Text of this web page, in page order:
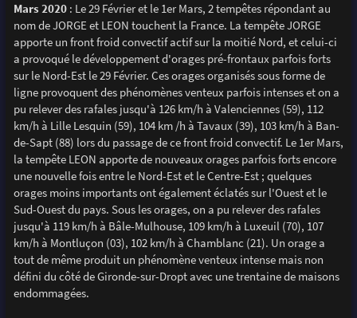
Mars 2020: Le 29 Février et le 1er Mars, 2 tempêtes répondant au
nom de JORGE et LEON touchent la France. La tempête JORGE
apporte un front froid convectif actif sur la moitié Nord, et celui-ci
a provoqué le développement d'orages pré-frontaux parfois forts
sur le Nord-Est le 29 Février. Ces orages organisés sous forme de
ligne provoquent des phénomènes venteux parfois intenses et on a
pu relever des rafales jusqu'à 126 km/h à Valenciennes (59), 112
km/h à Lille Lesquin (59), 104 km /h à Tavaux (39), 103 km/h à Ban-
de-Sapt (88) lors du passage de ce front froid convectif. Le 1er Mars,
la tempête LEON apporte de nouveaux orages parfois forts encore
une nouvelle fois entre le Nord-Est et le Centre-Est ; quelques
orages moins importants ont également éclatés sur l'Ouest et le
Sud-Ouest du pays. Sous les orages, on a pu relever des rafales
jusqu'à 119 km/h à Bâle-Mulhouse, 109 km/h à Luxeuil (70), 107
km/h à Montluçon (03), 102 km/h à Chamblanc (21). Un orage a
tout de même produit un phénomène venteux intense mais non
défini du côté de Gironde-sur-Dropt avec une trentaine de maisons
endommagées.